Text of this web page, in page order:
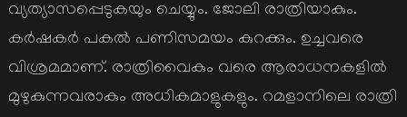
വ്യത്യാസപ്പെടുകയും ചെയ്യും. ജോലി രാത്രിയാകും.
കര്‍ഷകര്‍ പകല്‍ പണിസമയം കുറക്കും. ഉച്ചവരെ
വിശ്രമമാണ്. രാത്രിവൈകും വരെ ആരാധനകളില്‍
മുഴുകുന്നവരാകും അധികമാളുകളും. റമളാനിലെ രാത്രി